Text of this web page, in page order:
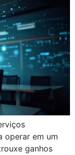
operar em um
ganhos